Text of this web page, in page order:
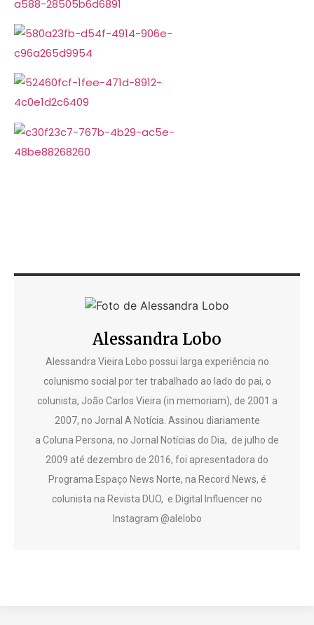
Alessandra Lobo
Alessandra Vieira Lobo possui larga experiência no
colunismo social por ter trabalhado ao lado do pai, o
colunista, João Carlos Vieira (in memoriam), de 2001 a
2007, no Jornal A Notícia. Assinou diariamente
a Coluna Persona, no Jornal Notícias do Dia, de julho de
2009 até dezembro de 2016, foi apresentadora do
Programa Espaço News Norte, na Record News, é
colunista na Revista DUO, e Digital Influencer no
Instagram @alelobo